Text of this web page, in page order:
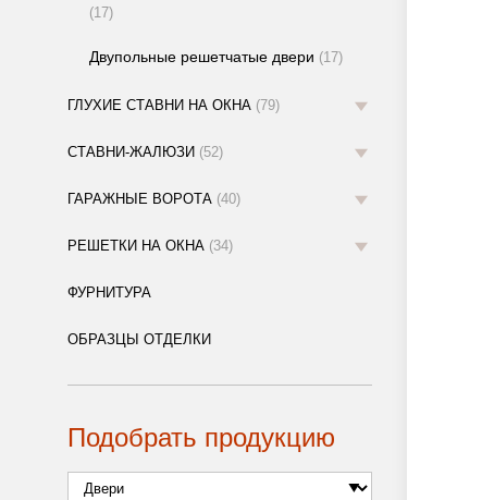
(17)
Двупольные решетчатые двери (17)
ГЛУХИЕ СТАВНИ НА ОКНА (79)
СТАВНИ-ЖАЛЮЗИ (52)
ГАРАЖНЫЕ ВОРОТА (40)
РЕШЕТКИ НА ОКНА (34)
ФУРНИТУРА
ОБРАЗЦЫ ОТДЕЛКИ
Подобрать продукцию